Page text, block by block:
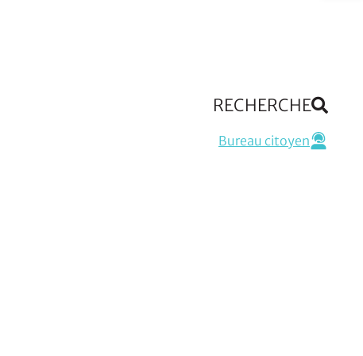
RECHERCHE
Bureau citoyen